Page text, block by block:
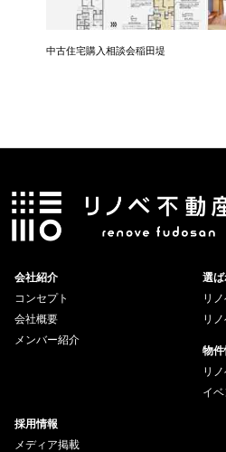
中古住宅購入相談会稲田堤
会社紹介
コンセプト
会社概要
メンバー紹介
選
リ
リ
物
リ
イ
採用情報
メディア掲載